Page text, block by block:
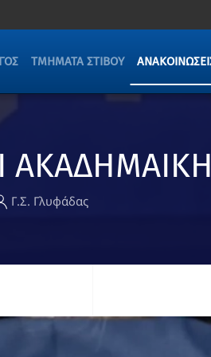
ΤΜΉΜΑΤΑ ΣΤΊΒΟΥ
Γ.Σ. Γλυφάδας